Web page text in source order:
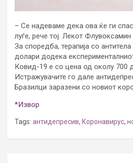
– Се надеваме дека ова ќе ги
луѓе, рече тој. Лекот
За споредба, терапија со
долари додека
Ковид-19 е со цена од околу 700
Истражувачите го дале
Бразилци заразени со новиот
*Извор
Tags: антидепресив, Коронавирус,